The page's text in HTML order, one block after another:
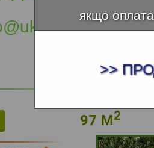
97 М2
якщо
>>